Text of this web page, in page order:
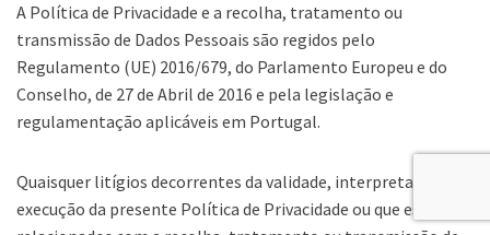
A Política de Privacidade e a recolha, tratamento ou
transmissão de Dados Pessoais são regidos pelo
Regulamento (UE) 2016/679, do Parlamento Europeu e do
Conselho, de 27 de Abril de 2016 e pela legislação e
regulamentação aplicáveis em Portugal.
Quaisquer litígios decorrentes da validade, interpretação ou
execução da presente Política de Privacidade ou que estejam